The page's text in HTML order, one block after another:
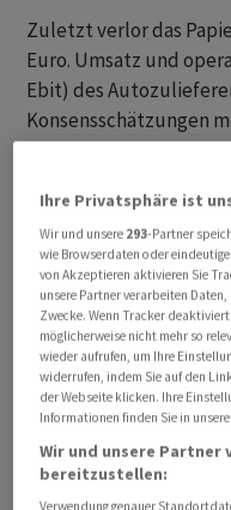
Zuletzt verlor das
Euro. Umsatz und
Ebit) des
Konsensschätzungen
Analyst Akshat Kacker
als erwartet
konkretisierten
Für beide Kennziffern
bislang ein wenig höher.
Im dritten Quartal
auf 306,5 Millionen
Unternehmen am
haben alle
hatten im Schnitt mit
Ihre Privatsphäre ist
Wir und unsere 293-Partner
wie Browserdaten oder
von Akzeptieren aktivieren Sie
unsere Partner verarbeiten
Zwecke. Wenn Tracker
möglicherweise nicht mehr so
wieder aufrufen, um Ihre
widerrufen, indem Sie auf den
der Webseite klicken. Ihre
Informationen finden Sie in
Wir und unsere Partner
bereitzustellen:
Verwendung genauer